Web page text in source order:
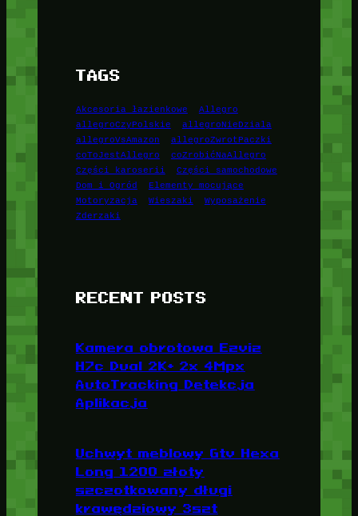
TAGS
Akcesoria łazienkowe
Allegro
allegroCzyPolskie
allegroNieDziala
allegroVsAmazon
allegroZwrotPaczki
coToJestAllegro
coZrobićNaAllegro
Części karoserii
Części samochodowe
Dom i Ogród
Elementy mocujące
Motoryzacja
Wieszaki
Wyposażenie
Zderzaki
RECENT POSTS
Kamera obrotowa Ezviz
H7c Dual 2K+ 2x 4Mpx
AutoTracking Detekcja
Aplikacja
Uchwyt meblowy Gtv Hexa
Long 1200 złoty
szczotkowany długi
krawędziowy 3szt